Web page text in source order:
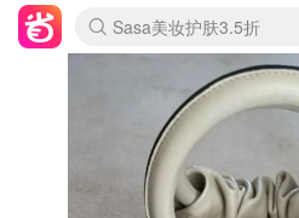
lululemon折扣上新
Sasa美妆护肤3.5折
SSENSE年中2.5折
FreshBeauty好价汇总
Cettire降价+叠9折
WWS Coles超市实拍
viagogo二手票捡漏
The Outnet奢牌1折起
David Jones 3折起
Flannels大牌1折
Perfumes Club护肤1折
AMIRO面罩$251
Amazon折扣汇总
eToro入金$200送$50
Amazon数码好物
ICONIC本周7.5折
ThedoubleF高奢地板价
Moose Knuckles 6折
EUFY摄像头$98
Selenichast首饰2折
Trip机票酒店促销
YSL送5件彩妆礼
Amazon家居好物
Amazon美妆护肤
过敏原检测盒$33
伊索独家赠50ml沐浴露
科颜氏高保湿面霜$29
SEALIFE海洋馆门票6折
丝塔芙大白罐$16
订阅Newsletter送香薰
Cult Beauty 6.8折
Harrods圣诞日历$525
LN-CC奢牌私促3折
d'Alba空姐喷雾$16
EVE LOM套装£56
Bernardelli独家4折
Adore Beauty 6折起
Mytheresa奢品2.7折
Luxury Escapes 9折
Currentbody美容仪$881
MOON Garden Live
Roborock扫地机$649
Tingo Life水杯$24
Valentino官网5折
CR洗护套装$23
修丽可4件套$159
Myer彩妆2件7折
GANNI官网4.5折
Stylevana韩妆4折
Tessabit高奢8.5折
Amazon阿德莱德次日达
卡诗8.5折+赠礼
Philips Hue灯具8折